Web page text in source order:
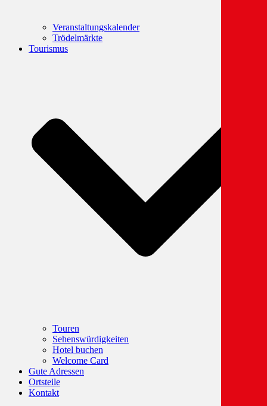
Veranstaltungskalender
Trödelmärkte
Tourismus
Touren
Sehenswürdigkeiten
Hotel buchen
Welcome Card
Gute Adressen
Ortsteile
Kontakt